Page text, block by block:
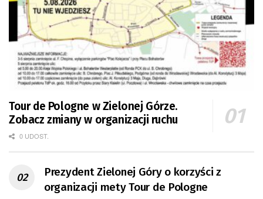
Tour de Pologne w Zielonej Górze.
Zobacz zmiany w organizacji ruchu
0 UDOST.
Prezydent Zielonej Góry o korzyści z
organizacji mety Tour de Pologne